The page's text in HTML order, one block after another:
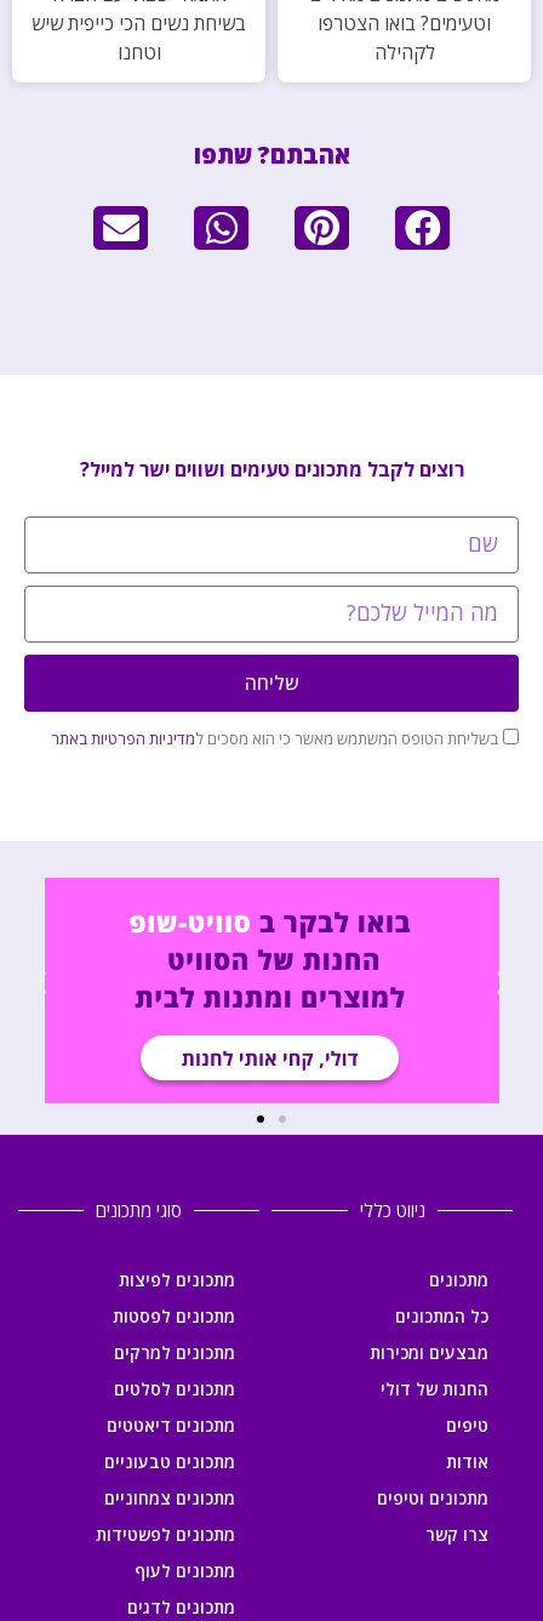
וטעימים? בואו הצטרפו
לקהילה
בשיחת נשים הכי כייפית שיש
וטחנו
אהבתם? שתפו
רוצים לקבל מתכונים טעימים ושווים ישר למייל?
בשליחת הטופס המשתמש מאשר כי הוא מסכים למדיניות הפרטיות באתר
שליחה
ניווט כללי
מתכונים
כל המתכונים
מבצעים ומכירות
החנות של דולי
טיפים
אודות
מתכונים וטיפים
צרו קשר
סוגי מתכונים
מתכונים לפיצות
מתכונים לפסטות
מתכונים למרקים
מתכונים לסלטים
מתכונים דיאטטים
מתכונים טבעוניים
מתכונים צמחוניים
מתכונים לפשטידות
מתכונים לעוף
מתכונים לדגים